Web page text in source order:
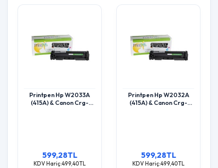
Printpen Hp W2033A
(415A) & Canon Crg-
599,28TL
KDV Hariç:499,40TL
Printpen Hp W2032A
(415A) & Canon Crg-
599,28TL
KDV Hariç:499,40TL